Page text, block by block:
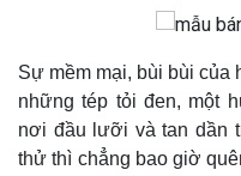
Sự mềm mại, bùi bùi của
những tép tỏi đen, một
nơi đầu lưỡi và tan dần
thử thì chẳng bao giờ